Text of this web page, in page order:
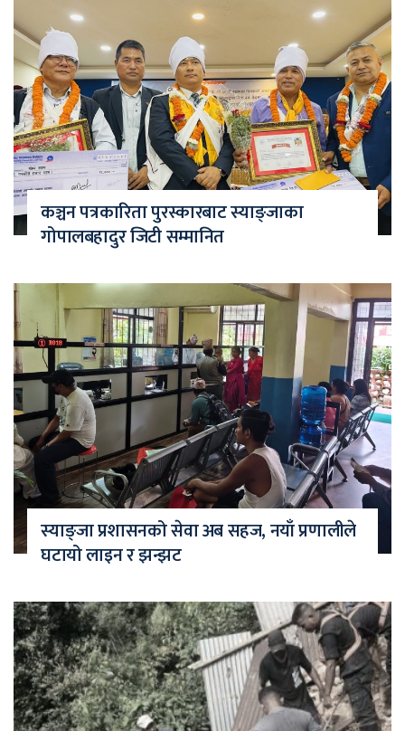
कञ्चन पत्रकारिता पुरस्कारबाट स्याङ्जाका
गोपालबहादुर जिटी सम्मानित
स्याङ्जा प्रशासनको सेवा अब सहज, नयाँ प्रणालीले
घटायो लाइन र झन्झट